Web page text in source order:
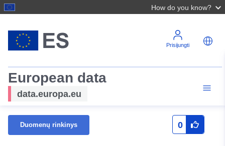
How do you know?
Prisijungti
European data
data.europa.eu
Duomenų rinkinys 0